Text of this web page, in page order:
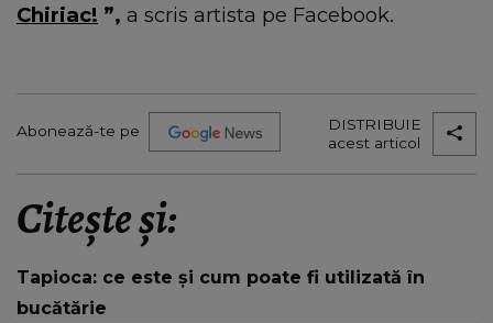
Chiriac! ”, a scris artista pe Facebook.
Abonează-te pe
DISTRIBUIE
acest articol
Citește și:
Tapioca: ce este și cum poate fi utilizată în
bucătărie